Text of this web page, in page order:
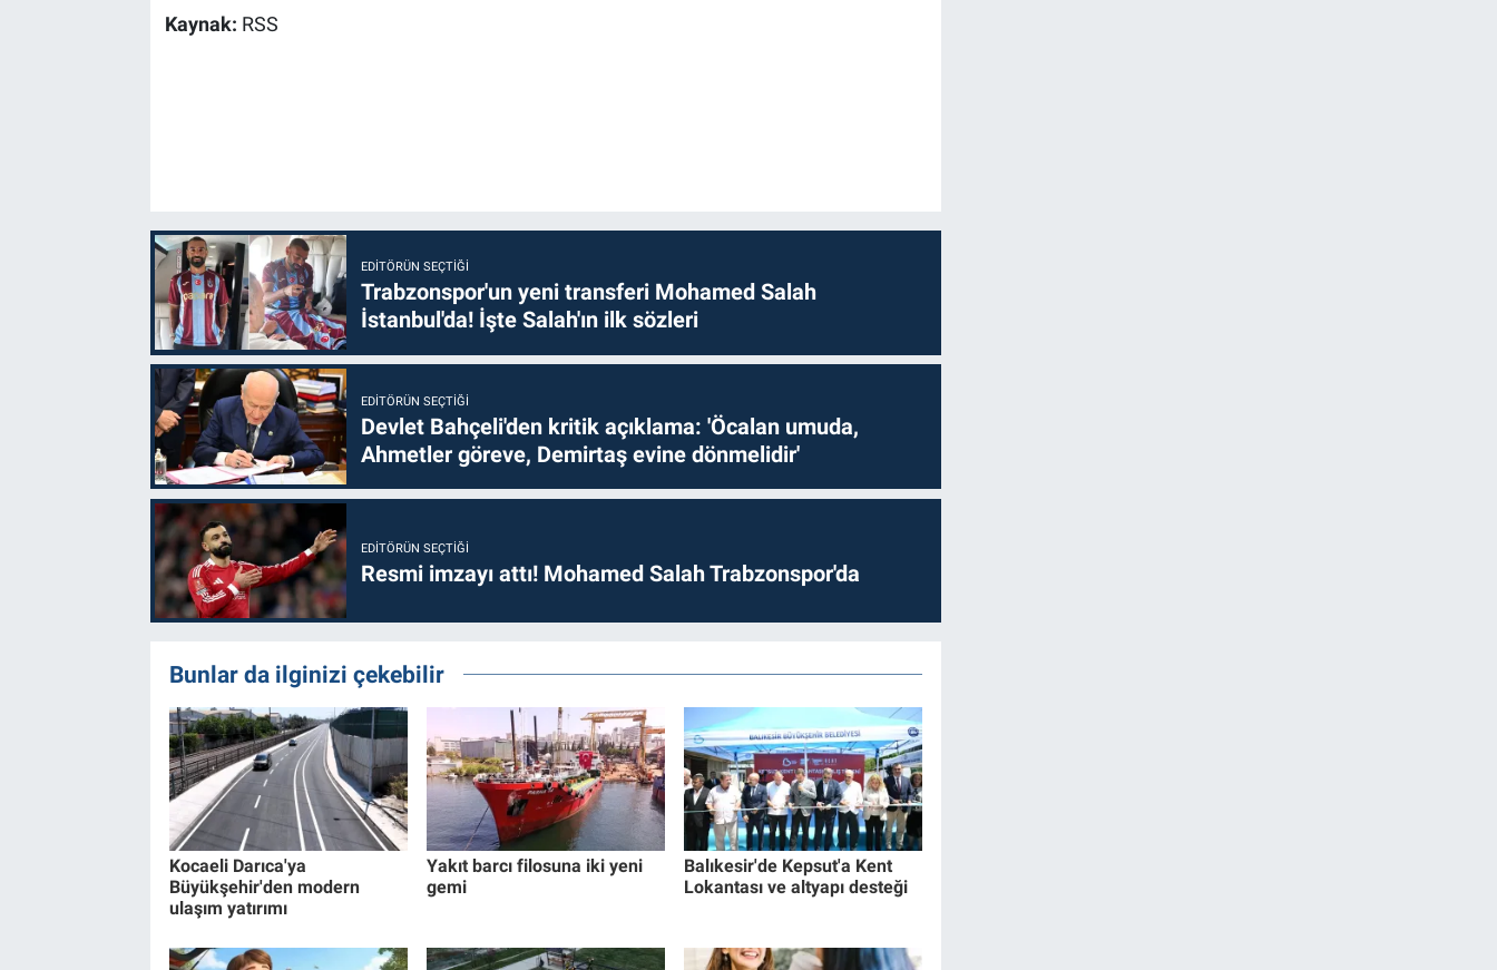
Kaynak: RSS
EDITÖRÜN SEÇTIĞI
Trabzonspor'un yeni transferi Mohamed Salah
İstanbul'da! İşte Salah'ın ilk sözleri
EDITÖRÜN SEÇTIĞI
Devlet Bahçeli'den kritik açıklama: 'Öcalan umuda,
Ahmetler göreve, Demirtaş evine dönmelidir'
EDITÖRÜN SEÇTIĞI
Resmi imzayı attı! Mohamed Salah Trabzonspor'da
Bunlar da ilginizi çekebilir
Kocaeli Darıca'ya
Büyükşehir'den modern
ulaşım yatırımı
Yakıt barcı filosuna iki yeni
gemi
Balıkesir'de Kepsut'a Kent
Lokantası ve altyapı desteği